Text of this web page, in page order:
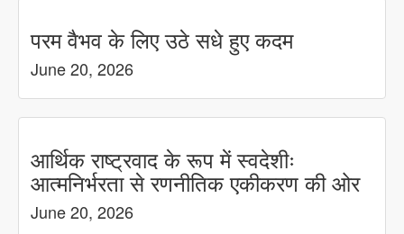
परम वैभव के लिए उठे सधे हुए कदम
June 20, 2026
आर्थिक राष्ट्रवाद के रूप में स्वदेशीः
आत्मनिर्भरता से रणनीतिक एकीकरण की ओर
June 20, 2026